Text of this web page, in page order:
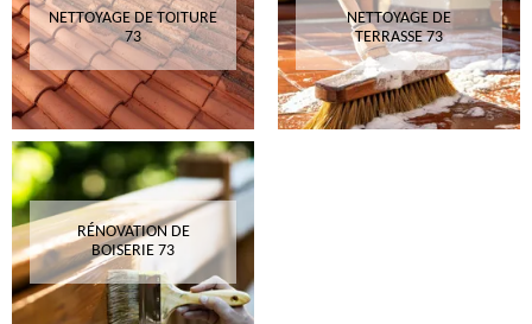
NETTOYAGE DE TOITURE
73
NETTOYAGE DE
TERRASSE 73
RÉNOVATION DE
BOISERIE 73